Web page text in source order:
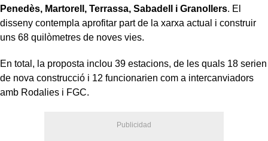
Penedès, Martorell, Terrassa, Sabadell i Granollers. El
disseny contempla aprofitar part de la xarxa actual i construir
uns 68 quilòmetres de noves vies.
En total, la proposta inclou 39 estacions, de les quals 18 serien
de nova construcció i 12 funcionarien com a intercanviadors
amb Rodalies i FGC.